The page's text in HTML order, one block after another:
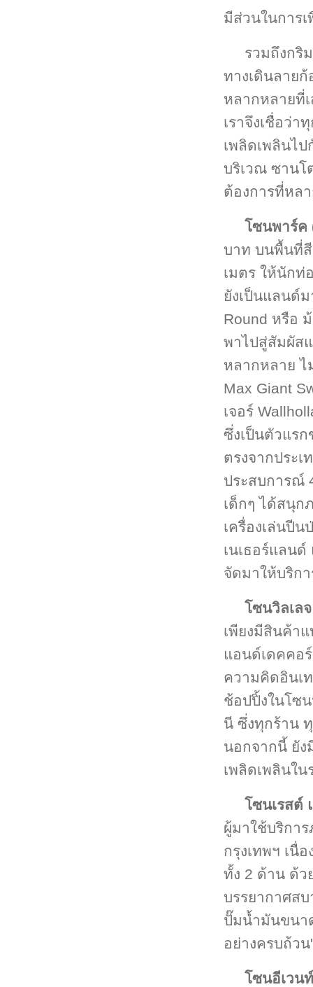
มีส่วนในการ
รวมถึงกริ
ทางเดินลาย
หลากหลายที่
เราจึงเชื่อว่
เพลิดเพลินไ
บริเวณ ซานโ
ต้องการที่หล
โซนพาร์ค
บาท บนพื้นที่สี
เมตร ให้นักท่
ยังเป็นแลนด์
Round หรือ
พาไปสู่สัมผัส
หลากหลาย ไ
Max Giant
เจอร์
ซึ่งเป็นตัวแรก
ตรงจากประ
ประสบการณ์
เด็กๆ ได้สนุก
เครื่องเล่นปี
เนเธอร์แลนด์
จัดมาให้บริก
โซนวิลเล
เพียงมีสินค้า
แอนด์เดคคอ
ความคิดอินเ
ช้อปปิ้งในโซ
นี ซึ่งทุกร้าน
นอกจากนี้ ยัง
เพลิดเพลินใน
โซนเรสต์
ผู้มาใช้บริกา
กรุงเทพฯ เนื่
ทั้ง 2 ด้าน ด้ว
บรรยากาศส
ปั๊มน้ำมันขนา
อย่างครบถ้วน
โซนอีเวน